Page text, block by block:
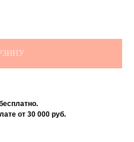
от 30 000 руб.